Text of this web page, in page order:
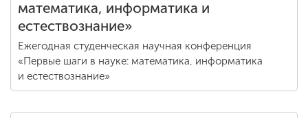
математика, информатика и
естествознание»
Ежегодная студенческая научная конференция
«Первые шаги в науке: математика, информатика
и естествознание»